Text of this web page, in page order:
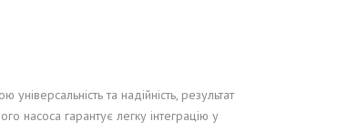
та надійність, результат
насоса гарантує легку інтеграцію у